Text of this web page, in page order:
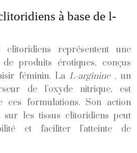
à base de l-
représentent une
de produits érotiques, conçus
féminin. La L-arginine , un
de l’oxyde nitrique, est
ces formulations. Son action
sur les tissus clitoridiens peut
et faciliter l’atteinte de